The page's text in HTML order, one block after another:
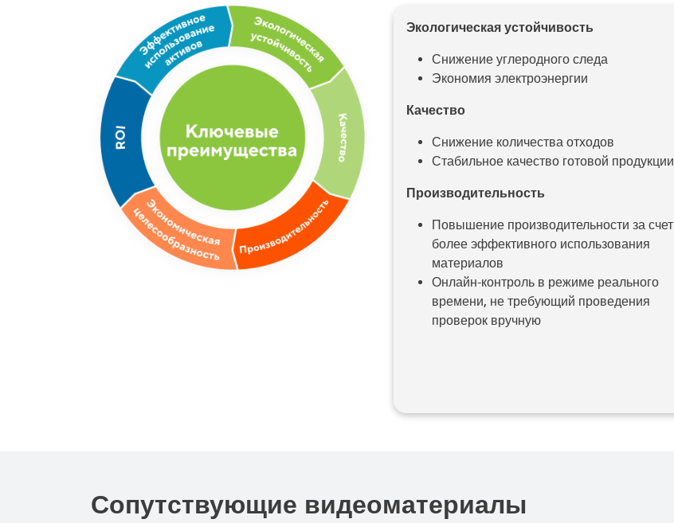
Экологическая устойчивость
Снижение углеродного следа
Экономия электроэнергии
Качество
Снижение количества отходов
Стабильное качество готовой продукции
Производительность
Повышение производительности за счет
более эффективного использования
материалов
Онлайн-контроль в режиме реального
времени, не требующий проведения
проверок вручную
Сопутствующие видеоматериалы